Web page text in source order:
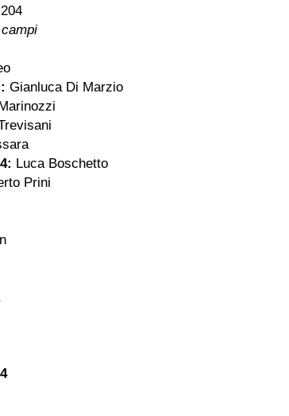
Gianluca Di Marzio
Luca Boschetto
Prini